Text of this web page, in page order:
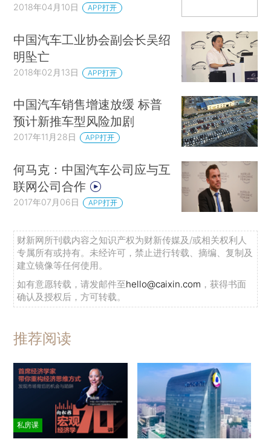
2018年04月10日 APP打开
中国汽车工业协会副会长吴绍
明坠亡
2018年02月13日 APP打开
中国汽车销售增速放缓 标普
预计新推车型风险加剧
2017年11月28日 APP打开
何马克：中国汽车公司应与互
联网公司合作
2017年07月06日 APP打开
财新网所刊载内容之知识产权为财新传媒及/或相关权利人
专属所有或持有。未经许可，禁止进行转载、摘编、复制及
建立镜像等任何使用。
如有意愿转载，请发邮件至hello@caixin.com ，获得书面
确认及授权后，方可转载。
推荐阅读
私房课